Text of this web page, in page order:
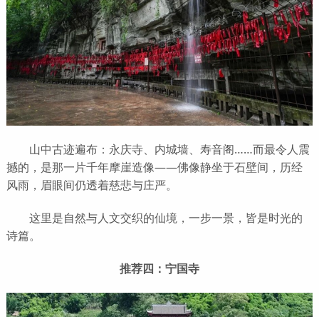
山中古迹遍布：永庆寺、内城墙、寿音阁……而最令人震
撼的，是那一片千年摩崖造像——佛像静坐于石壁间，历经
风雨，眉眼间仍透着慈悲与庄严。
这里是自然与人文交织的仙境，一步一景，皆是时光的
诗篇。
推荐四：宁国寺